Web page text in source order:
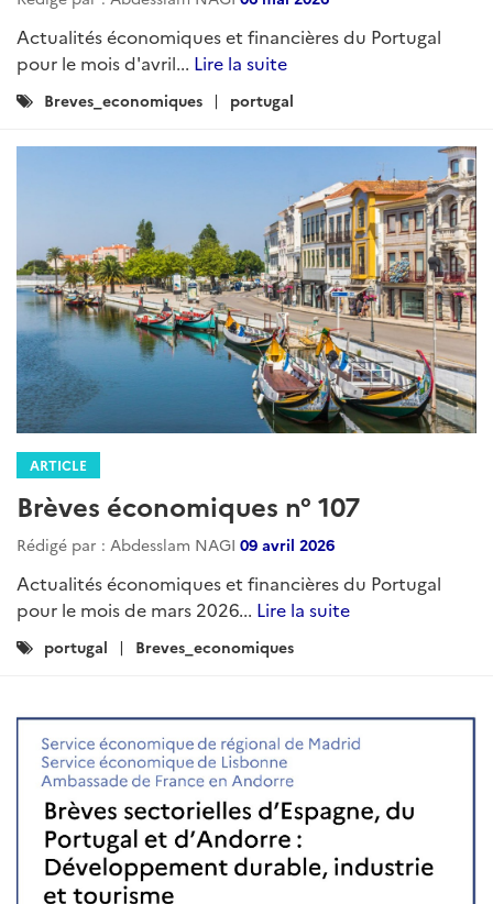
Actualités économiques et financières du Portugal
pour le mois d'avril... Lire la suite
Catégories
Breves_economiques portugal
ARTICLE
Brèves économiques n° 107
Rédigé par : Abdesslam NAGI 09 avril 2026
Actualités économiques et financières du Portugal
pour le mois de mars 2026... Lire la suite
Catégories
portugal Breves_economiques